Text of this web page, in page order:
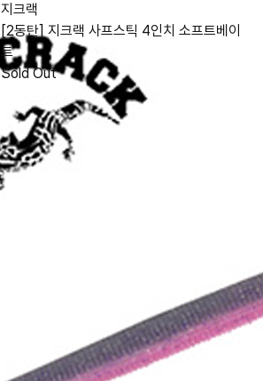
지크랙
[2동탄] 지크랙 사프스틱 4인치 소프트베이
트
Sold Out